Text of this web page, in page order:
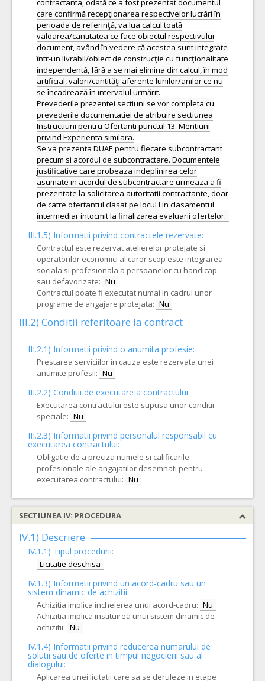
contractanta, odată ce a fost prezentat documentul
care confirmă recepţionarea respectivelor lucrări în
perioada de referinţă, va lua calcul toată
valoarea/cantitatea ce face obiectul respectivului
document, având în vedere că acestea sunt integrate
într-un livrabil/obiect de construcţie cu funcţionalitate
independentă, fără a se mai elimina din calcul, în mod
artificial, valori/cantităţi aferente lunilor/anilor ce nu
se încadrează în intervalul urmărit.
Prevederile prezentei sectiuni se vor completa cu
prevederile documentatiei de atribuire sectiunea
Instructiuni pentru Ofertanti punctul 13. Mentiuni
privind Experienta similara.
Se va prezenta DUAE pentru fiecare subcontractant
precum si acordul de subcontractare. Documentele
justificative care probeaza indeplinirea celor
asumate in acordul de subcontractare urmeaza a fi
prezentate la solicitarea autoritatii contractante, doar
de catre ofertantul clasat pe locul I in clasamentul
III.1.5) Informatii privind contractele rezervate:
Contractul este rezervat atelierelor protejate si
operatorilor economici al caror scop este integrarea
sociala si profesionala a persoanelor cu handicap
sau defavorizate: Nu
Contractul poate fi executat numai in cadrul unor
programe de angajare protejata: Nu
III.2) Conditii referitoare la contract
III.2.1) Informatii privind o anumita profesie:
Prestarea serviciilor in cauza este rezervata unei
anumite profesii: Nu
III.2.2) Conditii de executare a contractului:
Executarea contractului este supusa unor conditii
speciale: Nu
III.2.3) Informatii privind personalul responsabil cu
executarea contractului:
Obligatie de a preciza numele si calificarile
profesionale ale angajatilor desemnati pentru
executarea contractului: Nu
SECTIUNEA IV: PROCEDURA
IV.1) Descriere
IV.1.1) Tipul procedurii:
Licitatie deschisa
IV.1.3) Informatii privind un acord-cadru sau un
sistem dinamic de achizitii:
Achizitia implica incheierea unui acord-cadru: Nu
Achizitia implica instituirea unui sistem dinamic de
achizitii: Nu
IV.1.4) Informatii privind reducerea numarului de
solutii sau de oferte in timpul negocierii sau al
dialogului:
Aplicarea unei licitatii care sa se deruleze in etape